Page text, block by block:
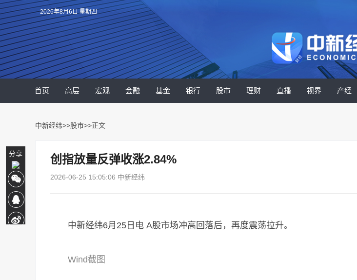
分享
2026年8月6日 星期四
首页 高层 宏观 金融 基金 银行 股市 理财 直播 视界 产经
中新经纬>>股市>>正文
创指放量反弹收涨2.84%
2026-06-25 15:05:06 中新经纬
中新经纬6月25日电 A股市场冲高回落后，再度震荡拉升。
Wind截图